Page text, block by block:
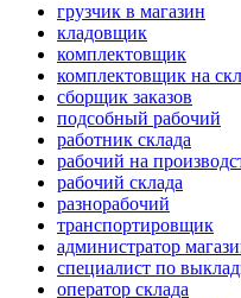
грузчик в магазин
кладовщик
комплектовщик
комплектовщик на
сборщик заказов
подсобный рабочий
работник склада
рабочий на
рабочий склада
разнорабочий
транспортировщик
администратор
специалист по
оператор склада